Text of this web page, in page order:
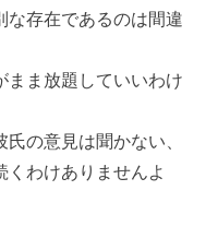
な存在であるのは間違
まま放題していいわけ
の意見は聞かない、
くわけありませんよ